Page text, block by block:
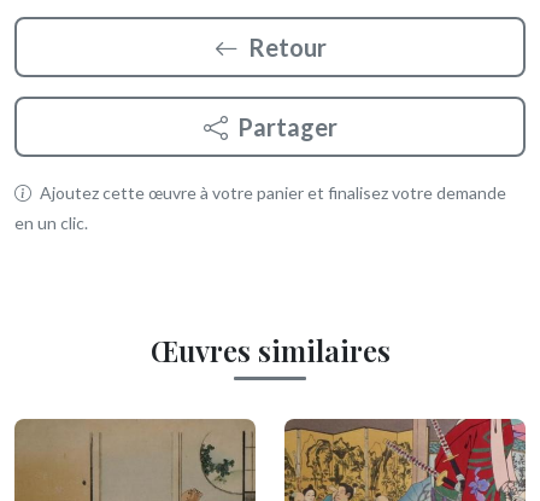
Retour
Partager
Ajoutez cette œuvre à votre panier et finalisez votre demande
en un clic.
Œuvres similaires